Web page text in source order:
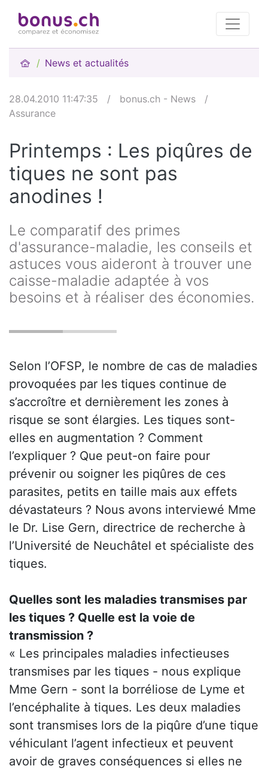
News et actualités
28.04.2010 11:47:35 / bonus.ch - News
/
Assurance
Printemps : Les piqûres de
tiques ne sont pas
anodines !
Le comparatif des primes
d'assurance-maladie, les conseils et
astuces vous aideront à trouver une
caisse-maladie adaptée à vos
besoins et à réaliser des économies.
Selon l’OFSP, le nombre de cas de maladies
provoquées par les tiques continue de
s’accroître et dernièrement les zones à
risque se sont élargies. Les tiques sont-
elles en augmentation ? Comment
l’expliquer ? Que peut-on faire pour
prévenir ou soigner les piqûres de ces
parasites, petits en taille mais aux effets
dévastateurs ? Nous avons interviewé Mme
le Dr. Lise Gern, directrice de recherche à
l’Université de Neuchâtel et spécialiste des
tiques.
Quelles sont les maladies transmises par
les tiques ? Quelle est la voie de
transmission ?
« Les principales maladies infectieuses
transmises par les tiques - nous explique
Mme Gern - sont la borréliose de Lyme et
l’encéphalite à tiques. Les deux maladies
sont transmises lors de la piqûre d’une tique
véhiculant l’agent infectieux et peuvent
avoir de graves conséquences si elles ne